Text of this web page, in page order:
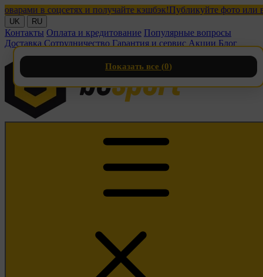
в соцсетях и получайте кэшбэк!Публикуйте фото или
UK RU
Контакты Оплата и кредитование Популярные вопросы
Доставка Сотрудничество Гарантия и сервис Акции Блог
Показать все (0)